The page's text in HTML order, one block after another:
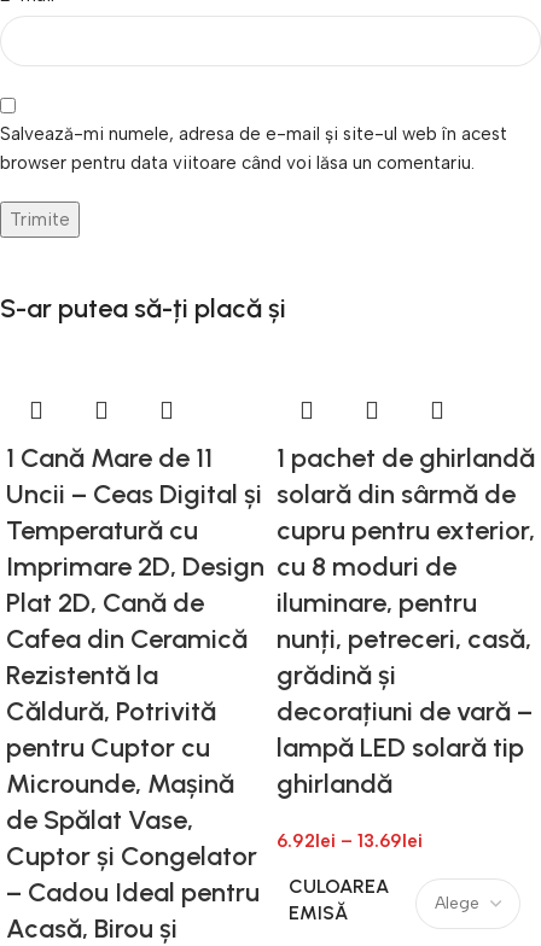
Salvează-mi numele, adresa de e-mail și site-ul web în acest
browser pentru data viitoare când voi lăsa un comentariu.
S-ar putea să-ți placă și
1 Cană Mare de 11
Uncii – Ceas Digital și
Temperatură cu
Imprimare 2D, Design
Plat 2D, Cană de
Cafea din Ceramică
Rezistentă la
Căldură, Potrivită
pentru Cuptor cu
Microunde, Mașină
de Spălat Vase,
Cuptor și Congelator
– Cadou Ideal pentru
Acasă, Birou și
1 pachet de ghirlandă
solară din sârmă de
cupru pentru exterior,
cu 8 moduri de
iluminare, pentru
nunți, petreceri, casă,
grădină și
decorațiuni de vară –
lampă LED solară tip
ghirlandă
6.92lei – 13.69lei
CULOAREA
EMISĂ